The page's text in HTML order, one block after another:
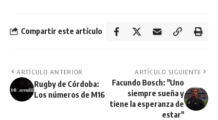
Compartir este artículo
ARTÍCULO ANTERIOR
Rugby de Córdoba:
Los números de M16
ARTÍCULO SIGUIENTE
Facundo Bosch: "Uno
siempre sueña y
tiene la esperanza de
estar"